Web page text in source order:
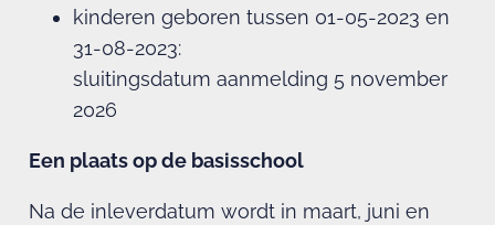
kinderen geboren tussen 01-05-2023 en
31-08-2023:
sluitingsdatum aanmelding 5 november
2026
Een plaats op de basisschool
Na de inleverdatum wordt in maart, juni en